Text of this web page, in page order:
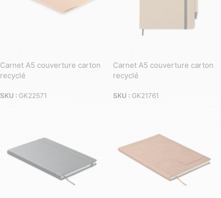
Carnet A5 couverture carton
recyclé
SKU : GK22571
Carnet A5 couverture carton
recyclé
SKU : GK21761